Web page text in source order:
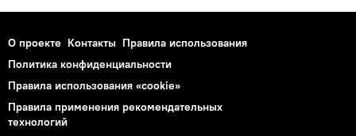
О проекте Контакты Правила использования
Политика конфиденциальности
Правила использования «cookie»
Правила применения рекомендательных
технологий